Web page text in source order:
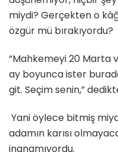
miydi? Gerçekten o
özgür mü bırakıyordu?
“Mahkemeyi 20 Marta
ay boyunca ister
git. Seçim senin,”
Yani öylece bitmiş
adamın karısı
inanamıyordu.